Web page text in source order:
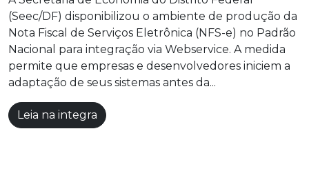
(Seec/DF) disponibilizou o ambiente de produção da
Nota Fiscal de Serviços Eletrônica (NFS-e) no Padrão
Nacional para integração via Webservice. A medida
permite que empresas e desenvolvedores iniciem a
adaptação de seus sistemas antes da...
Leia na integra